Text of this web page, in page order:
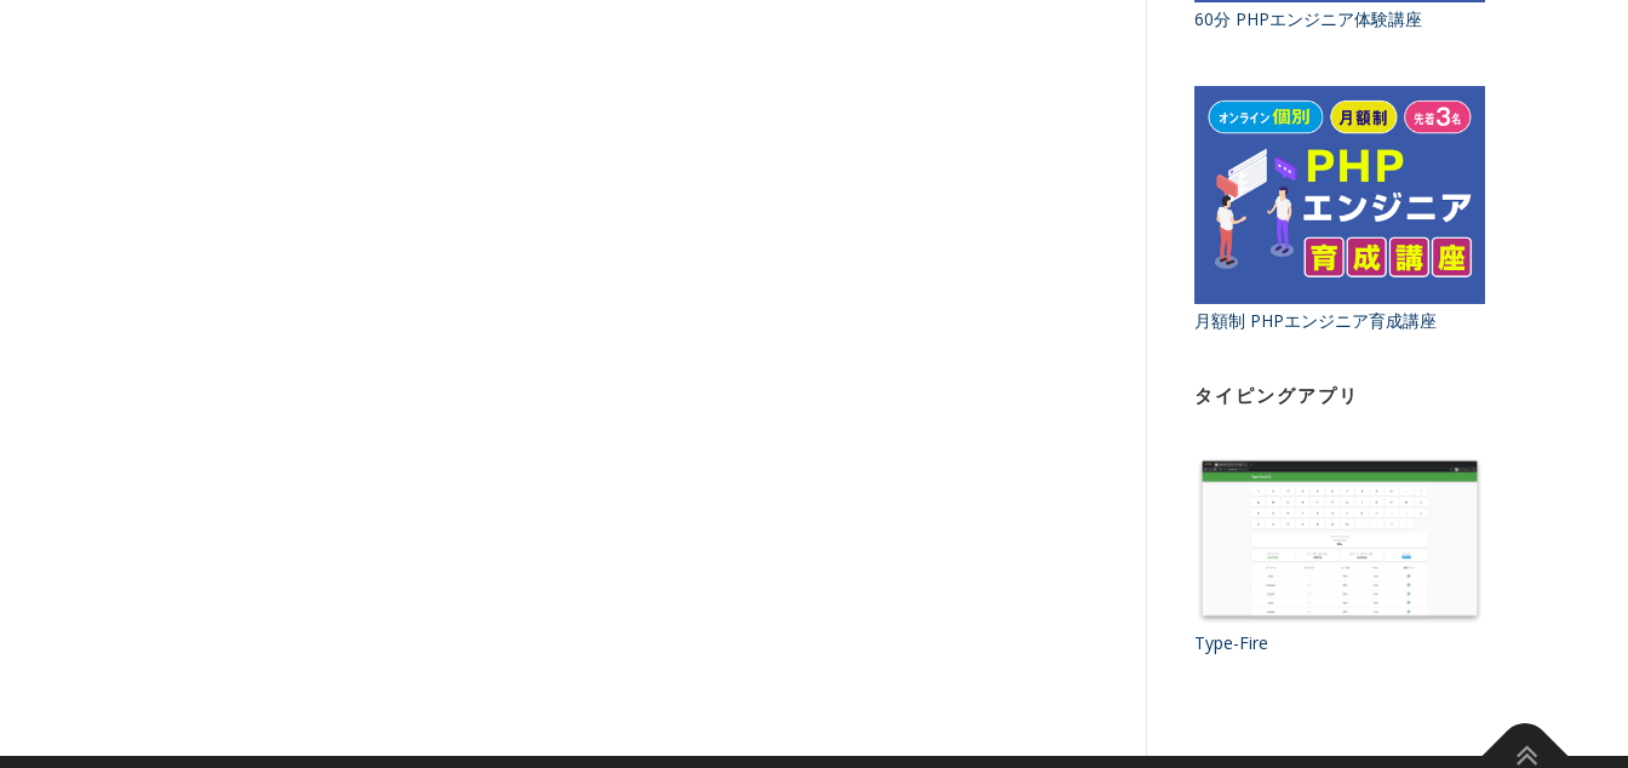
60分 PHPエンジニア体験講座
月額制 PHPエンジニア育成講座
タイピングアプリ
Type-Fire